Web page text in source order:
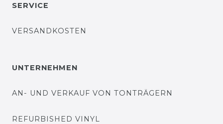
SERVICE
VERSANDKOSTEN
UNTERNEHMEN
AN- UND VERKAUF VON TONTRÄGERN
REFURBISHED VINYL